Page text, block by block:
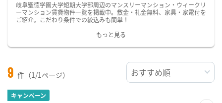
岐阜聖徳学園大学短期大学部周辺のマンスリーマンション・ウィークリ
ーマンション賃貸物件一覧を掲載中。敷金・礼金無料、家具・家電付を
ご紹介。こだわり条件での絞込みも簡単！
もっと見る
9 件（1/1ページ）
キャンペーン